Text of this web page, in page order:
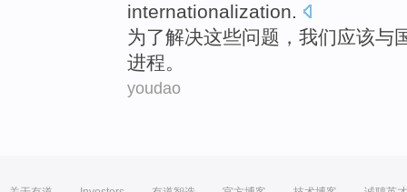
internationalization.
为了解决这些问题 ， 我们应该与
进程。
youdao